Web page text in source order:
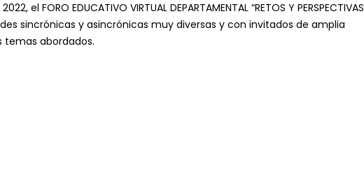
FORO EDUCATIVO VIRTUAL DEPARTAMENTAL “RETOS Y PERSPECTIVAS
sincrónicas y asincrónicas muy diversas y con invitados de amplia
abordados.